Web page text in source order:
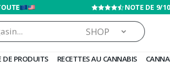
NOTE DE 9/10
DE PRODUITS RECETTES AU CANNABIS